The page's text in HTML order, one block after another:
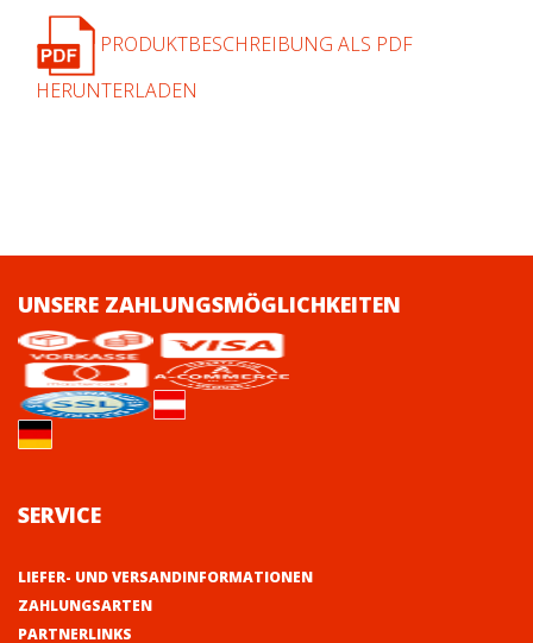
PRODUKTBESCHREIBUNG ALS PDF
HERUNTERLADEN
UNSERE ZAHLUNGSMÖGLICHKEITEN
SERVICE
LIEFER- UND VERSANDINFORMATIONEN
ZAHLUNGSARTEN
PARTNERLINKS